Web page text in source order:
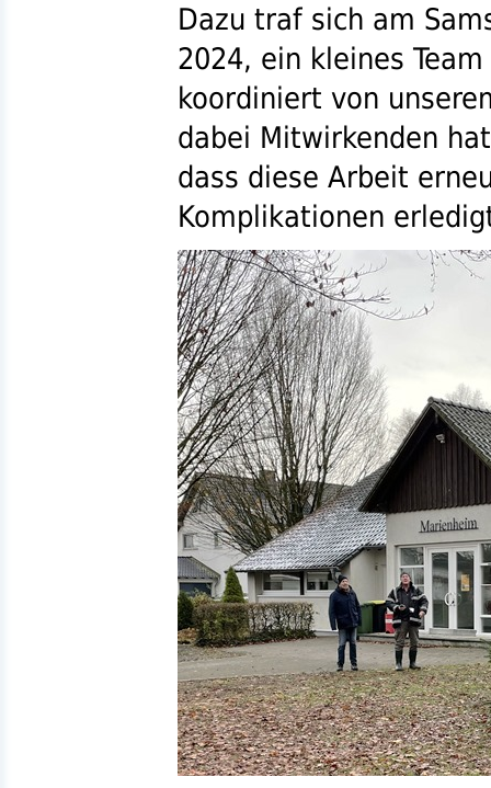
Dazu traf sich am
2024, ein kleines
koordiniert von
dabei Mitwirkenden
dass diese Arbeit
Komplikationen